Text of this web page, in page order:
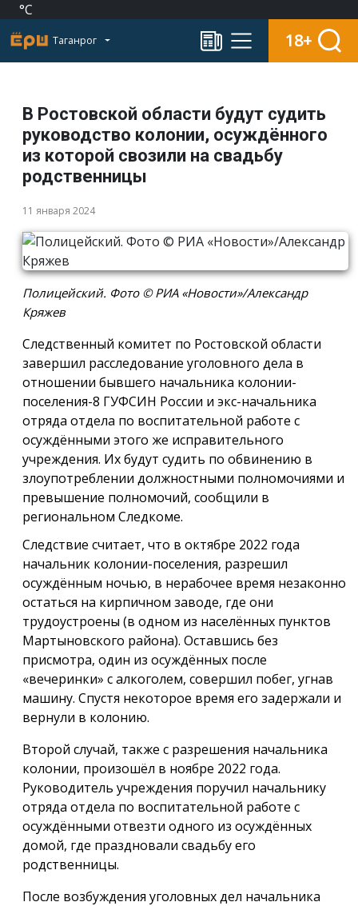
°C
Таганрог 18+
В Ростовской области будут судить
руководство колонии, осуждённого
из которой свозили на свадьбу
родственницы
11 января 2024
Полицейский. Фото © РИА «Новости»/Александр
Кряжев
Следственный комитет по Ростовской области
завершил расследование уголовного дела в
отношении бывшего начальника колонии-
поселения-8 ГУФСИН России и экс-начальника
отряда отдела по воспитательной работе с
осуждёнными этого же исправительного
учреждения. Их будут судить по обвинению в
злоупотреблении должностными полномочиями и
превышение полномочий, сообщили в
региональном Следкоме.
Следствие считает, что в октябре 2022 года
начальник колонии-поселения, разрешил
осуждённым ночью, в нерабочее время незаконно
остаться на кирпичном заводе, где они
трудоустроены (в одном из населённых пунктов
Мартыновского района). Оставшись без
присмотра, один из осуждённых после
«вечеринки» с алкоголем, совершил побег, угнав
машину. Спустя некоторое время его задержали и
вернули в колонию.
Второй случай, также с разрешения начальника
колонии, произошёл в ноябре 2022 года.
Руководитель учреждения поручил начальнику
отряда отдела по воспитательной работе с
осуждёнными отвезти одного из осуждённых
домой, где праздновали свадьбу его
родственницы.
После возбуждения уголовных дел начальника